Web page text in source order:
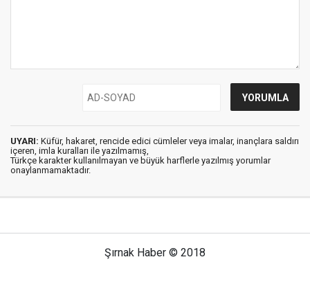
UYARI: Küfür, hakaret, rencide edici cümleler veya imalar, inançlara saldırı
içeren, imla kuralları ile yazılmamış,
Türkçe karakter kullanılmayan ve büyük harflerle yazılmış yorumlar
onaylanmamaktadır.
Şırnak Haber © 2018